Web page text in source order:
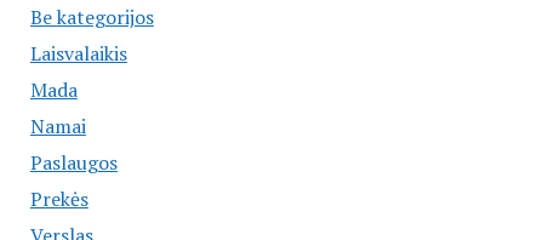
Be kategorijos
Laisvalaikis
Mada
Namai
Paslaugos
Prekės